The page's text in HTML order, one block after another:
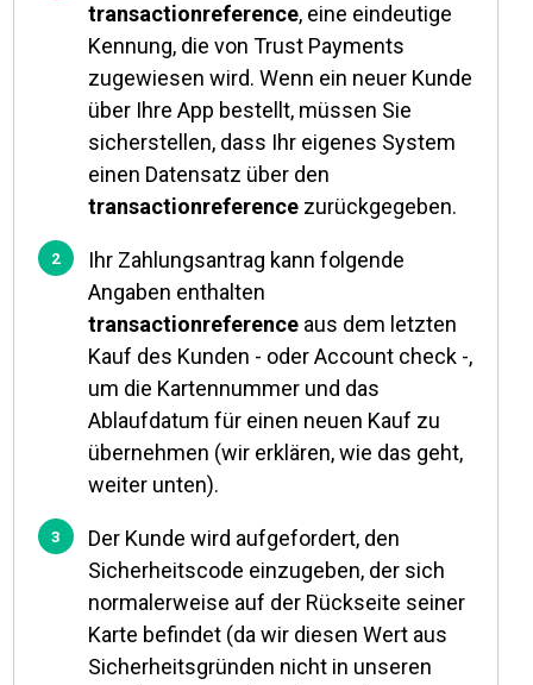
transactionreference, eine eindeutige
Kennung, die von Trust Payments
zugewiesen wird. Wenn ein neuer Kunde
über Ihre App bestellt, müssen Sie
sicherstellen, dass Ihr eigenes System
einen Datensatz über den
transactionreference zurückgegeben.
Ihr Zahlungsantrag kann folgende
Angaben enthalten
transactionreference aus dem letzten
Kauf des Kunden - oder Account check -,
um die Kartennummer und das
Ablaufdatum für einen neuen Kauf zu
übernehmen (wir erklären, wie das geht,
weiter unten).
Der Kunde wird aufgefordert, den
Sicherheitscode einzugeben, der sich
normalerweise auf der Rückseite seiner
Karte befindet (da wir diesen Wert aus
Sicherheitsgründen nicht in unseren